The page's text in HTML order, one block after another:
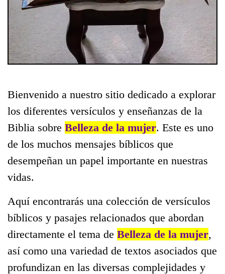
Bienvenido a nuestro sitio dedicado a explorar
los diferentes versículos y enseñanzas de la
Biblia sobre Belleza de la mujer. Este es uno
de los muchos mensajes bíblicos que
desempeñan un papel importante en nuestras
vidas.
Aquí encontrarás una colección de versículos
bíblicos y pasajes relacionados que abordan
directamente el tema de Belleza de la mujer,
así como una variedad de textos asociados que
profundizan en las diversas complejidades y